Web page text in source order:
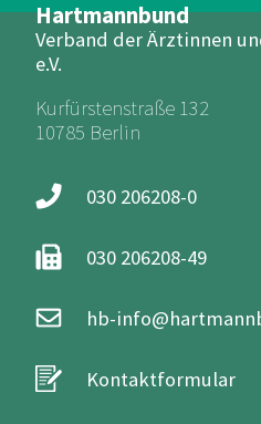
Hartmannbund
Verband der Ärztinnen
e.V.
Kurfürstenstraße 132
10785 Berlin
030 206208-0
030 206208-49
hb-
Kontaktformular